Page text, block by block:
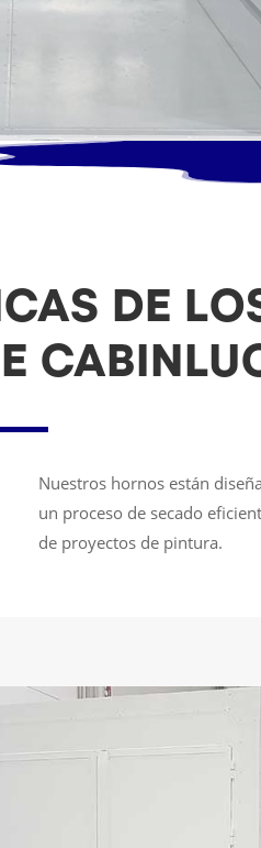
DE
Nuestros hornos están
un proceso de secado
de proyectos de pintura.